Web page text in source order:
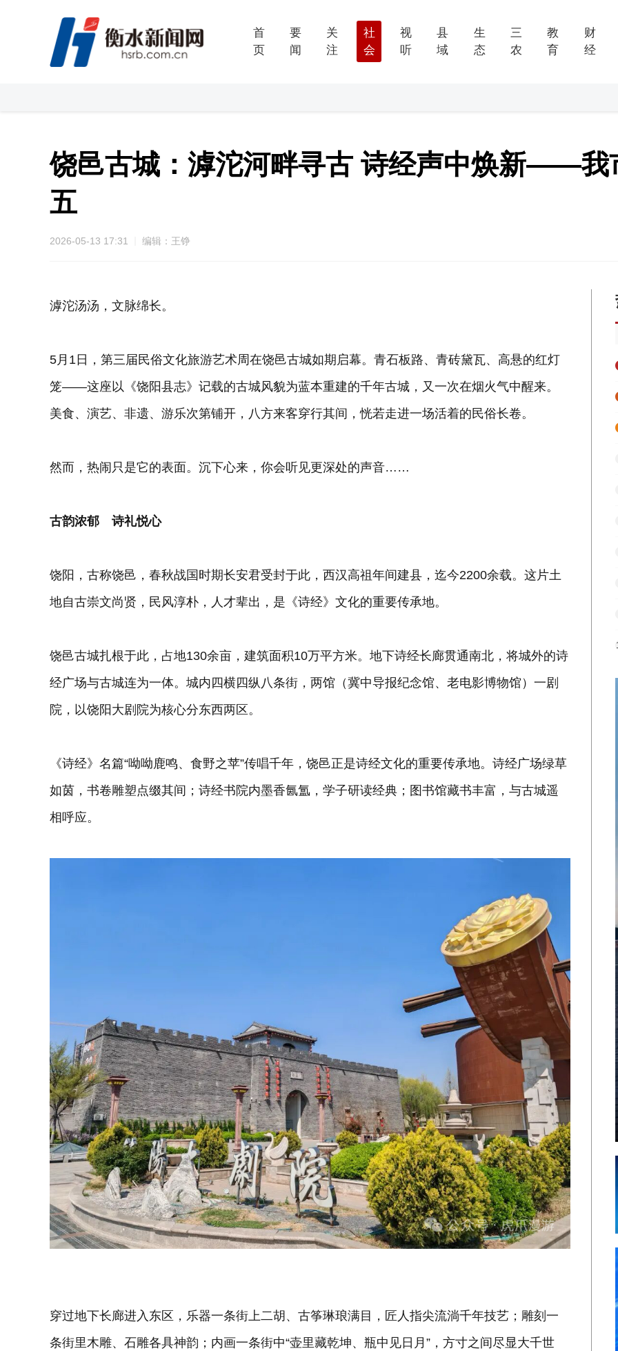
首
页
要
闻
关
注
社
会
视
听
县
域
生
态
三
农
教
育
财
经
饶邑古城：滹沱河畔寻古 诗经声中焕新——我
五
2026-05-13 17:31 编辑：王铮
滹沱汤汤，文脉绵长。
5月1日，第三届民俗文化旅游艺术周在饶邑古城如期启幕。青石板路、青砖黛瓦、高悬的红灯
笼——这座以《饶阳县志》记载的古城风貌为蓝本重建的千年古城，又一次在烟火气中醒来。
美食、演艺、非遗、游乐次第铺开，八方来客穿行其间，恍若走进一场活着的民俗长卷。
然而，热闹只是它的表面。沉下心来，你会听见更深处的声音……
古韵浓郁 诗礼悦心
饶阳，古称饶邑，春秋战国时期长安君受封于此，西汉高祖年间建县，迄今2200余载。这片土
地自古崇文尚贤，民风淳朴，人才辈出，是《诗经》文化的重要传承地。
饶邑古城扎根于此，占地130余亩，建筑面积10万平方米。地下诗经长廊贯通南北，将城外的诗
经广场与古城连为一体。城内四横四纵八条街，两馆（冀中导报纪念馆、老电影博物馆）一剧
院，以饶阳大剧院为核心分东西两区。
《诗经》名篇“呦呦鹿鸣、食野之苹”传唱千年，饶邑正是诗经文化的重要传承地。诗经广场绿草
如茵，书卷雕塑点缀其间；诗经书院内墨香氤氲，学子研读经典；图书馆藏书丰富，与古城遥
相呼应。
穿过地下长廊进入东区，乐器一条街上二胡、古筝琳琅满目，匠人指尖流淌千年技艺；雕刻一
条街里木雕、石雕各具神韵；内画一条街中“壶里藏乾坤、瓶中见日月”，方寸之间尽显大千世